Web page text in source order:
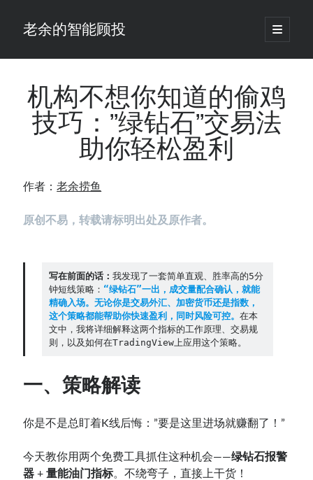
老余的智能顾投
open
primary
Sidebar
最新发表 ：
你的回测曲线越漂亮，我越替你担心：因为历史顺序，正在“倒着”给你
大多数突破交易倒在“收缩阶段”，而这个EA等的是“扩张确认”（附完整源
为什么说每年6月底是罗素2000最干净的套利窗口？
普通人的5个常见投资错误，可能让你多干12年才能退休
怎么把TradingView上的裸指标拆成可回测的交易规则：成交量差值背离
机构不想你知道的偷鸡
技巧：”绿钻石”交易法
助你轻松盈利
作者：老余捞鱼
原创不易，转载请标明出处及原作者。
写在前面的话： 我发现了一套简单直观、胜率高的5分
钟短线策略： “绿钻石”一出，成交量配合确认，就能
精确入场。无论你是交易外汇、加密货币还是指数，
这个策略都能帮助你快速盈利，同时风险可控。 在本
文中，我将详细解释这两个指标的工作原理、交易规
则，以及如何在TradingView上应用这个策略。
一、策略解读
你是不是总盯着K线后悔：”要是这里进场就赚翻了！”
今天教你用两个免费工具抓住这种机会——绿钻石报警
器 +量能油门指标。不绕弯子，直接上干货！